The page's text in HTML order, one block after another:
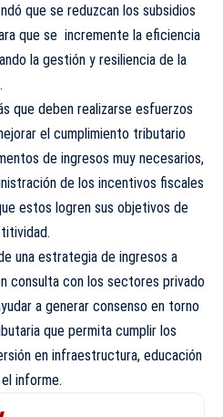
que se reduzcan los subsidios
que se incremente la eficiencia
la gestión y resiliencia de la
que deben realizarse esfuerzos
el cumplimiento tributario
de ingresos muy necesarios,
de los incentivos fiscales
estos logren sus objetivos de
una estrategia de ingresos a
consulta con los sectores privado
a generar consenso en torno
que permita cumplir los
en infraestructura, educación
informe.